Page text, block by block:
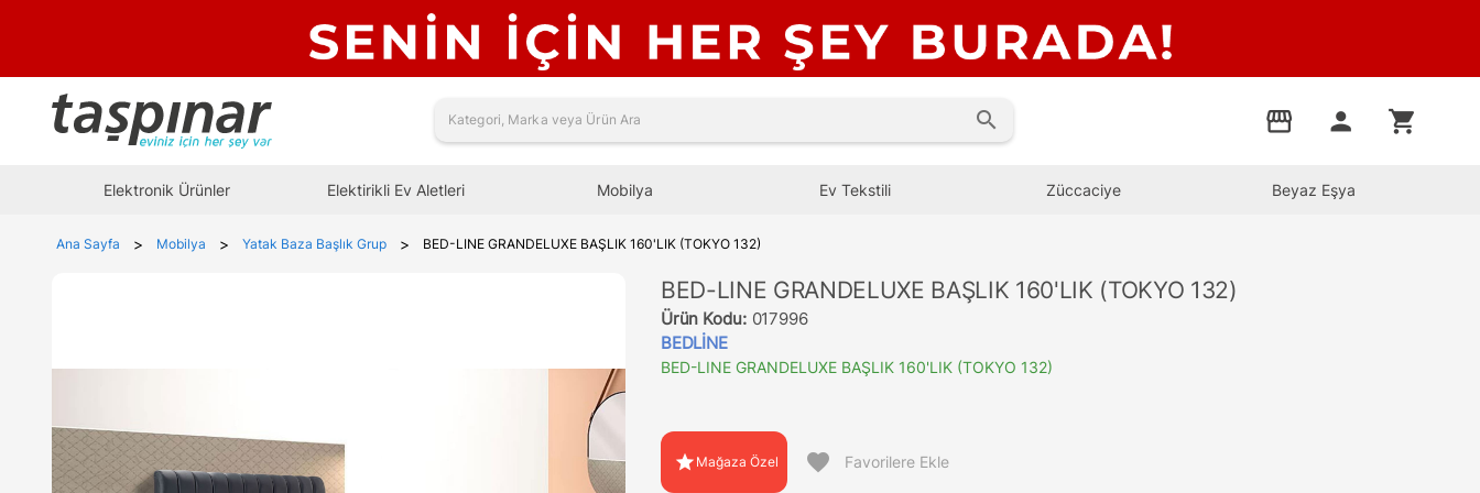
search storefront person shopping_cart
Elektronik Ürünler Elektirikli Ev Aletleri Mobilya Ev Tekstili Züccaciye Beyaz Eşya
Ana Sayfa > Mobilya > Yatak Baza Başlık Grup > BED-LINE GRANDELUXE BAŞLIK 160'LIK (TOKYO 132)
BED-LINE GRANDELUXE BAŞLIK 160'LIK (TOKYO 132)
Ürün Kodu: 017996
BEDLİNE
BED-LINE GRANDELUXE BAŞLIK 160'LIK (TOKYO 132)
star Mağaza Özel favorite Favorilere Ekle